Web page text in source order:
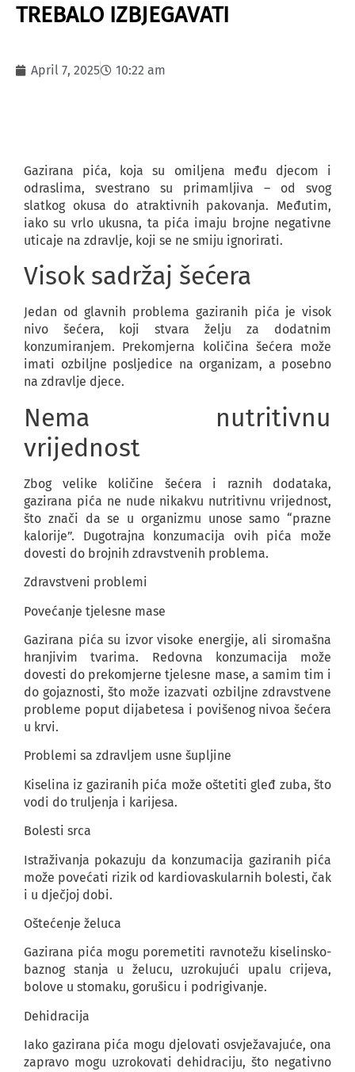
TREBALO IZBJEGAVATI
April 7, 2025 10:22 am
Gazirana pića, koja su omiljena među djecom i
odraslima, svestrano su primamljiva – od svog
slatkog okusa do atraktivnih pakovanja. Međutim,
iako su vrlo ukusna, ta pića imaju brojne negativne
uticaje na zdravlje, koji se ne smiju ignorirati.
Visok sadržaj šećera
Jedan od glavnih problema gaziranih pića je visok
nivo šećera, koji stvara želju za dodatnim
konzumiranjem. Prekomjerna količina šećera može
imati ozbiljne posljedice na organizam, a posebno
na zdravlje djece.
Nema nutritivnu
vrijednost
Zbog velike količine šećera i raznih dodataka,
gazirana pića ne nude nikakvu nutritivnu vrijednost,
što znači da se u organizmu unose samo “prazne
kalorije”. Dugotrajna konzumacija ovih pića može
dovesti do brojnih zdravstvenih problema.
Zdravstveni problemi
Povećanje tjelesne mase
Gazirana pića su izvor visoke energije, ali siromašna
hranjivim tvarima. Redovna konzumacija može
dovesti do prekomjerne tjelesne mase, a samim tim i
do gojaznosti, što može izazvati ozbiljne zdravstvene
probleme poput dijabetesa i povišenog nivoa šećera
u krvi.
Problemi sa zdravljem usne šupljine
Kiselina iz gaziranih pića može oštetiti gleđ zuba, što
vodi do truljenja i karijesa.
Bolesti srca
Istraživanja pokazuju da konzumacija gaziranih pića
može povećati rizik od kardiovaskularnih bolesti, čak
i u dječjoj dobi.
Oštećenje želuca
Gazirana pića mogu poremetiti ravnotežu kiselinsko-
baznog stanja u želucu, uzrokujući upalu crijeva,
bolove u stomaku, gorušicu i podrigivanje.
Dehidracija
Iako gazirana pića mogu djelovati osvježavajuće, ona
zapravo mogu uzrokovati dehidraciju, što negativno